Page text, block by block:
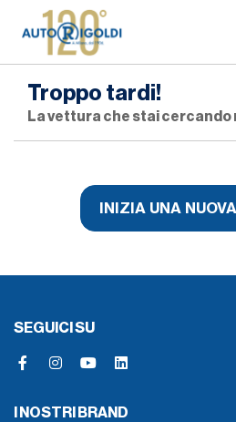
Troppo tardi!
La vettura che stai cercando
INIZIA UNA
SEGUICI SU
I NOSTRI BRAND